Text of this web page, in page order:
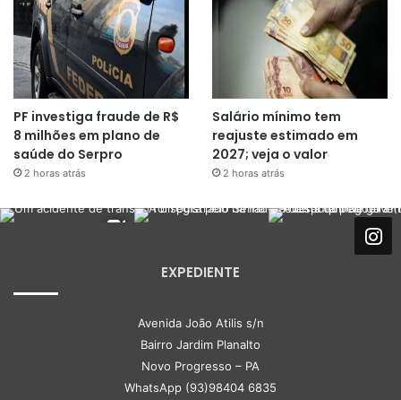
PF investiga fraude de R$
8 milhões em plano de
saúde do Serpro
2 horas atrás
Salário mínimo tem
reajuste estimado em
2027; veja o valor
2 horas atrás
EXPEDIENTE
Avenida João Atilis s/n
Bairro Jardim Planalto
Novo Progresso – PA
WhatsApp (93)98404 6835